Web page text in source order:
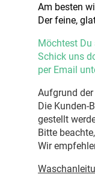
Am besten
Der feine,
Möchtest Du
Schick uns
per Email
Aufgrund
Die Kunden-
gestellt
Bitte
Wir